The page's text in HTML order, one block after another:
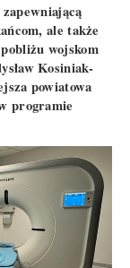
ale także
wojskom
Kosiniak-
powiatowa
programie